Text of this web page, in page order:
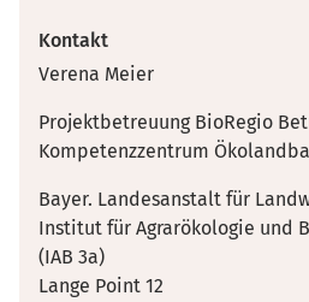
Kontakt
Verena Meier
Projektbetreuung BioRegio
Kompetenzzentrum
Bayer. Landesanstalt für
Institut für Agrarökologie und
(IAB 3a)
Lange Point 12